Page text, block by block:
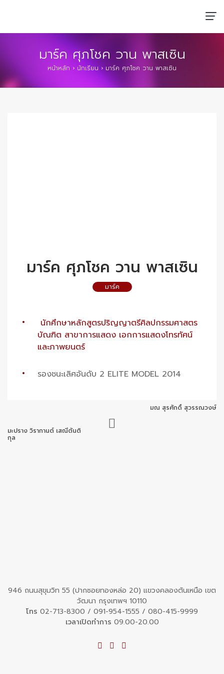
มาร์ค ศุภโชค วาน พาสเซิน
หน้าหลัก › นักเรียน › มาร์ค ศุภโชค วาน พาสเซิน
มาร์ค ศุภโชค วาน พาสเซิน
มาร์ค
นักศึกษาหลักสูตรปริญญาตรีศิลปกรรมศาสตร
บัณฑิต สาขาการแสดง เอกการแสดงโทรทัศน์
และภาพยนตร์
รองชนะเลิศอันดับ 2 ELITE MODEL 2014
มะปราง วิรากานต์ เสณีตันติ
กุล
มณ สุรศักดิ์ สุวรรณวงษ์
946 ถนนสุขุมวิท 55 (ปากซอยทองหล่อ 20) แขวงคลองตันเหนือ เขต
วัฒนา กรุงเทพฯ 10110
โทร 02-713-8300 / 091-954-1555 / 080-415-9999
เวลาเปิดทำการ 09.00-20.00